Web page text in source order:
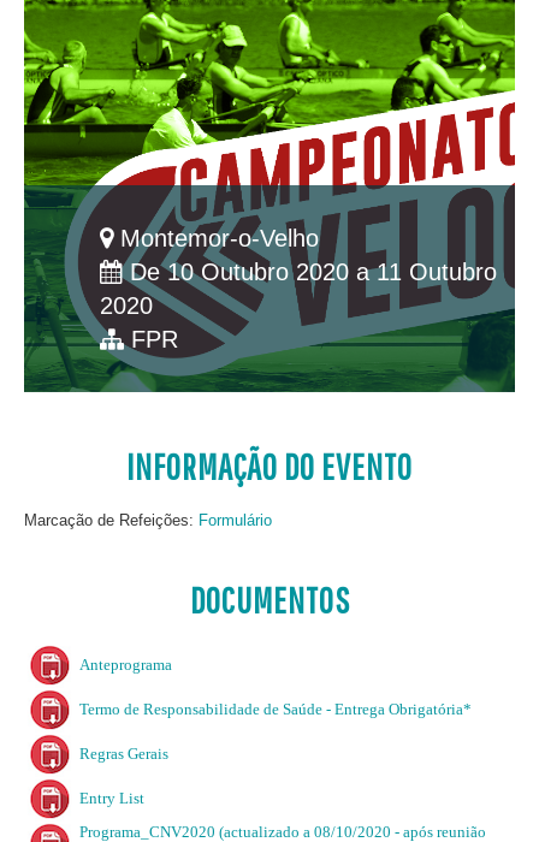
Montemor-o-Velho
De 10 Outubro 2020 a 11 Outubro
2020
FPR
INFORMAÇÃO DO EVENTO
Marcação de Refeições: Formulário
DOCUMENTOS
Anteprograma
Termo de Responsabilidade de Saúde - Entrega Obrigatória*
Regras Gerais
Entry List
Programa_CNV2020 (actualizado a 08/10/2020 - após reunião